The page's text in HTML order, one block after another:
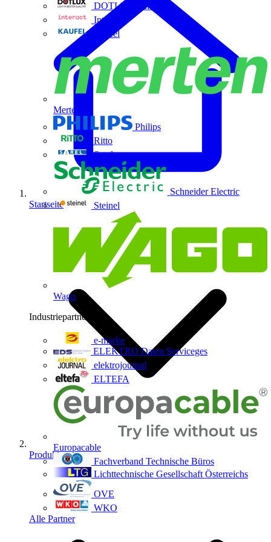
DOTLUX GmbH
Interact
Kaufel
Merten
Philips
Ritto
Sarel
Schneider Electric
Steinel
Wago
Industriepartner
e-marke
ELEKTRO Daten Serviceges
elektrojournal
ELTEFA
Europacable
Fachverband Technische Büros
Lichttechnische Gesellschaft Österreichs
OVE
WKO
Alle Partner
Startseite
Produkte